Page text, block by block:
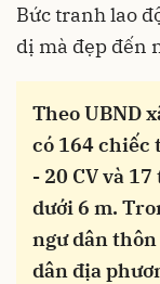
Bức tranh lao
dị mà đẹp đến
Theo UBND
có 164 chiếc
- 20 CV và
dưới 6 m.
ngư dân
dân địa